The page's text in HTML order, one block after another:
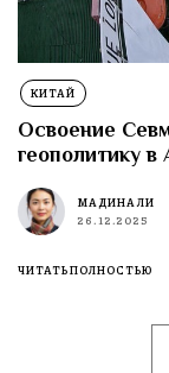
КИТАЙ
Освоение
геополитику в
МАДИНА ЛИ
26.12.2025
ЧИТАТЬ ПОЛНОСТЬЮ